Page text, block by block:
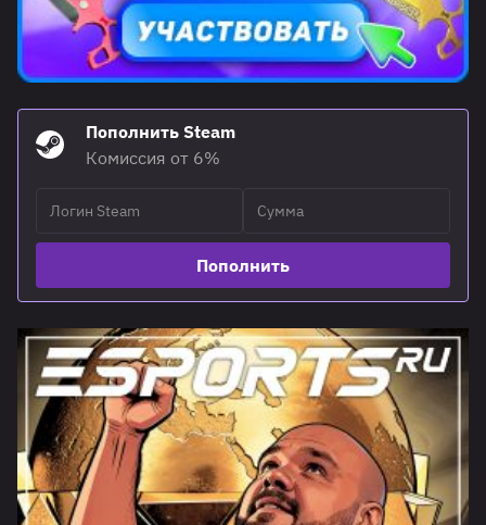
Пополнить Steam
Комиссия от 6%
Пополнить